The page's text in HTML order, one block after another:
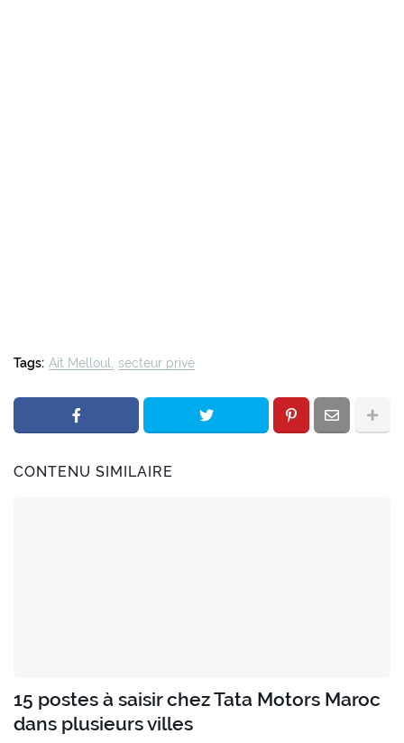
Tags: Ait Melloul secteur privé
CONTENU SIMILAIRE
15 postes à saisir chez Tata Motors Maroc
dans plusieurs villes